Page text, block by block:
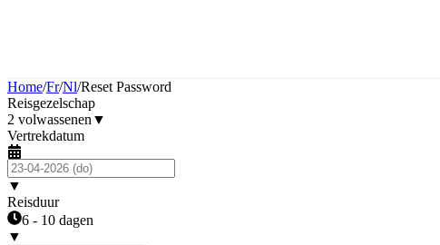
Home/Fr/Nl/Reset Password
Reisgezelschap
2 volwassenen ▼
Vertrekdatum
▼
Reisduur
6 - 10 dagen
▼